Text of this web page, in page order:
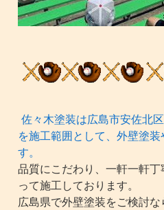
佐々木塗装は広島市安佐北
を施工範囲として、外壁塗
す。
品質にこだわり、一軒一軒
って施工しております。
広島県で外壁塗装をご検討な